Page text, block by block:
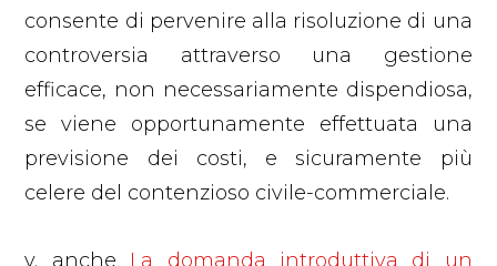
consente di pervenire alla risoluzione di una
controversia attraverso una gestione
efficace, non necessariamente dispendiosa,
se viene opportunamente effettuata una
previsione dei costi, e sicuramente più
celere del contenzioso civile-commerciale.
v. anche La domanda introduttiva di un